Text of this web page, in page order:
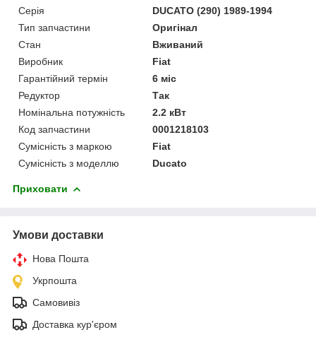
Серія
DUCATO (290) 1989-1994
Тип запчастини
Оригінал
Стан
Вживаний
Виробник
Fiat
Гарантійний термін
6 міс
Редуктор
Так
Номінальна потужність
2.2 кВт
Код запчастини
0001218103
Сумісність з маркою
Fiat
Сумісність з моделлю
Ducato
Приховати
Умови доставки
Нова Пошта
Укрпошта
Самовивіз
Доставка кур'єром